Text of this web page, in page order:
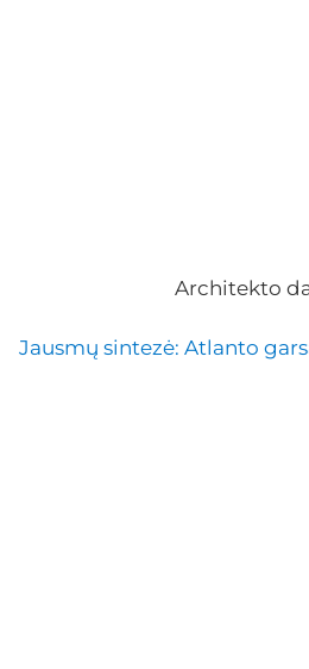
Architekto
Jausmų sintezė: Atlanto